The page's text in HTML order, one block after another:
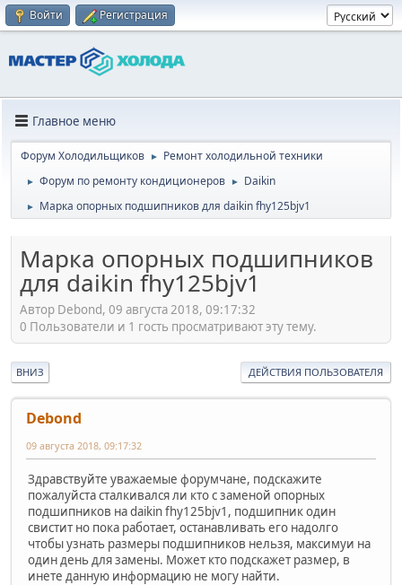
Войти Регистрация
Главное меню
Форум Холодильщиков ► Ремонт холодильной техники
► Форум по ремонту кондиционеров ► Daikin
► Марка опорных подшипников для daikin fhy125bjv1
Марка опорных подшипников
для daikin fhy125bjv1
Автор Debond, 09 августа 2018, 09:17:32
0 Пользователи и 1 гость просматривают эту тему.
ВНИЗ ДЕЙСТВИЯ ПОЛЬЗОВАТЕЛЯ
Debond
09 августа 2018, 09:17:32
Здравствуйте уважаемые форумчане, подскажите
пожалуйста сталкивался ли кто с заменой опорных
подшипников на daikin fhy125bjv1, подшипник один
свистит но пока работает, останавливать его надолго
чтобы узнать размеры подшипников нельзя, максимуи на
один день для замены. Может кто подскажет размер, в
инете данную информацию не могу найти.